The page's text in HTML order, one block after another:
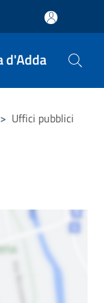
d'Adda
> Uffici pubblici